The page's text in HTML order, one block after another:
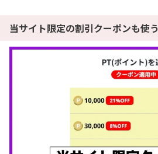
当サイト限定の割引クーポンも使う